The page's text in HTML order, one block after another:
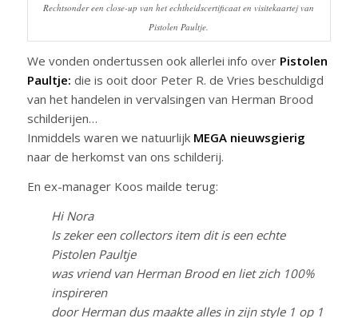
Rechtsonder een close-up van het echtheidscertificaat en visitekaartej van
Pistolen Paultje.
We vonden ondertussen ook allerlei info over Pistolen
Paultje: die is ooit door Peter R. de Vries beschuldigd
van het handelen in vervalsingen van Herman Brood
schilderijen…
Inmiddels waren we natuurlijk MEGA nieuwsgierig
naar de herkomst van ons schilderij.
En ex-manager Koos mailde terug:
Hi Nora
Is zeker een collectors item dit is een echte
Pistolen Paultje
was vriend van Herman Brood en liet zich 100%
inspireren
door Herman dus maakte alles in zijn style 1 op 1